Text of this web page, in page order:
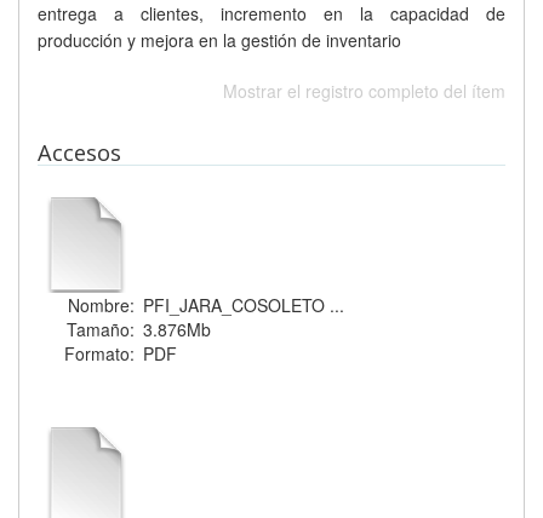
entrega a clientes, incremento en la capacidad de
producción y mejora en la gestión de inventario
Mostrar el registro completo del ítem
Accesos
Nombre: PFI_JARA_COSOLETO ...
Tamaño: 3.876Mb
Formato: PDF